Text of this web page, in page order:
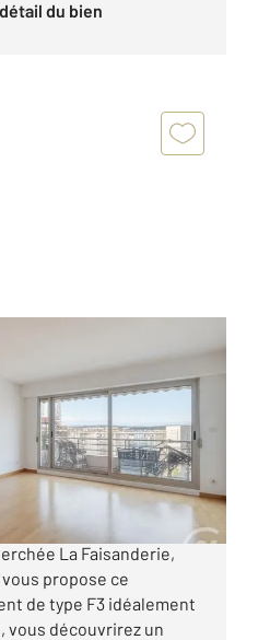
détail du bien
à vendre
€
cœur de Fresnes, au sein
La Faisanderie,
vous propose ce
de type F3 idéalement
vous découvrirez un